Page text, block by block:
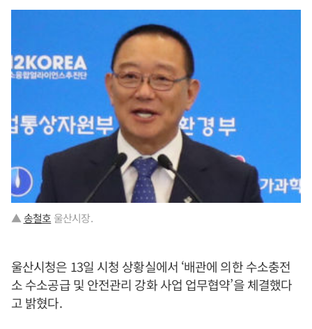
▲송철호 울산시장.
울산시청은 13일 시청 상황실에서 ‘배관에 의한 수소충전
소 수소공급 및 안전관리 강화 사업 업무협약’을 체결했다
고 밝혔다.